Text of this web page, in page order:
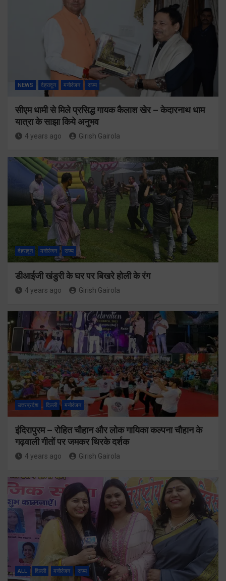
NEWS देहरादून मनोरंजन राज्य
सीएम धामी से मिले प्रसिद्ध गायक कैलाश खेर – केदारनाथ धाम
यात्रा के साझा किये अनुभव
4 years ago Girish Gairola
देहरादून मनोरंजन राज्य
डीआईजी खंडुरी के घर पर बिखरे होली के रंग
4 years ago Girish Gairola
उत्तरप्रदेश दिल्ली मनोरंजन
इंदिरापुरम – रोहित चौहान और लोक गायिका कल्पना चौहान के
गढ़वाली गीतों पर जमकर थिरके दर्शक
4 years ago Girish Gairola
ALL दिल्ली मनोरंजन राज्य